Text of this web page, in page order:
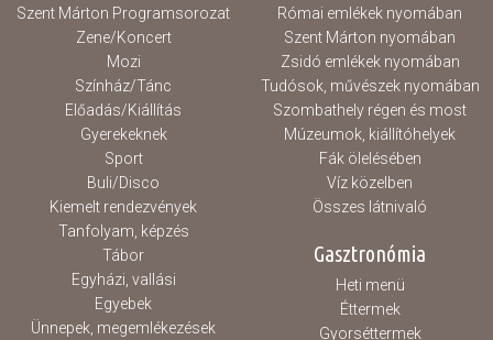
Szent Márton Programsorozat
Zene/Koncert
Mozi
Színház/Tánc
Előadás/Kiállítás
Gyerekeknek
Sport
Buli/Disco
Kiemelt rendezvények
Tanfolyam, képzés
Tábor
Egyházi, vallási
Egyebek
Ünnepek, megemlékezések
Római emlékek nyomában
Szent Márton nyomában
Zsidó emlékek nyomában
Tudósok, művészek nyomában
Szombathely régen és most
Múzeumok, kiállítóhelyek
Fák ölelésében
Víz közelben
Összes látnivaló
Gasztronómia
Heti menü
Éttermek
Gyorséttermek